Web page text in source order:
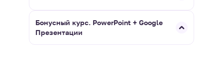
Бонусный курс. PowerPoint + Google
Презентации